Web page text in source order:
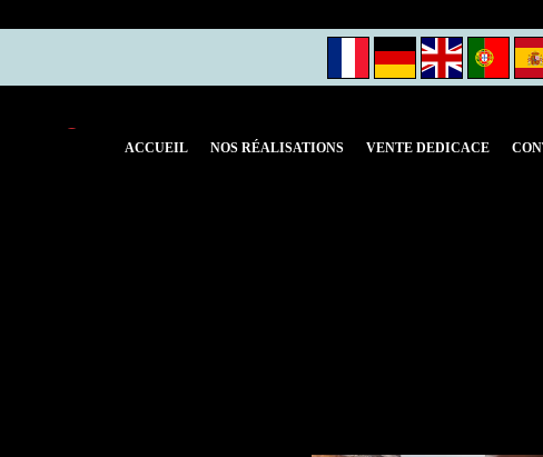
Panier (0)
ACCUEIL NOS RÉALISATIONS VENTE DEDICACE